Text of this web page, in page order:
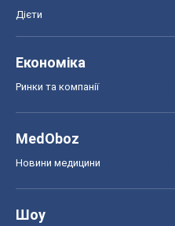
Дієти
Економіка
Ринки та компанії
MedOboz
Новини медицини
Шоу